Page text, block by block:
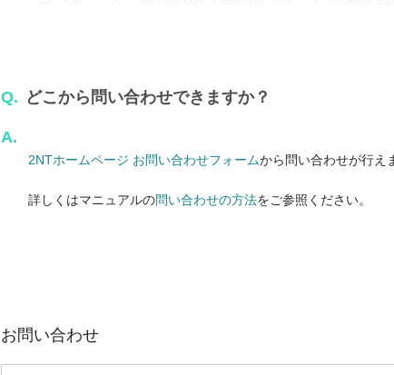
Q. どこから問い合わせできますか？
A.
2NTホームページ お問い合わせフォームから問い合わせが行え
詳しくはマニュアルの問い合わせの方法をご参照ください。
お問い合わせ